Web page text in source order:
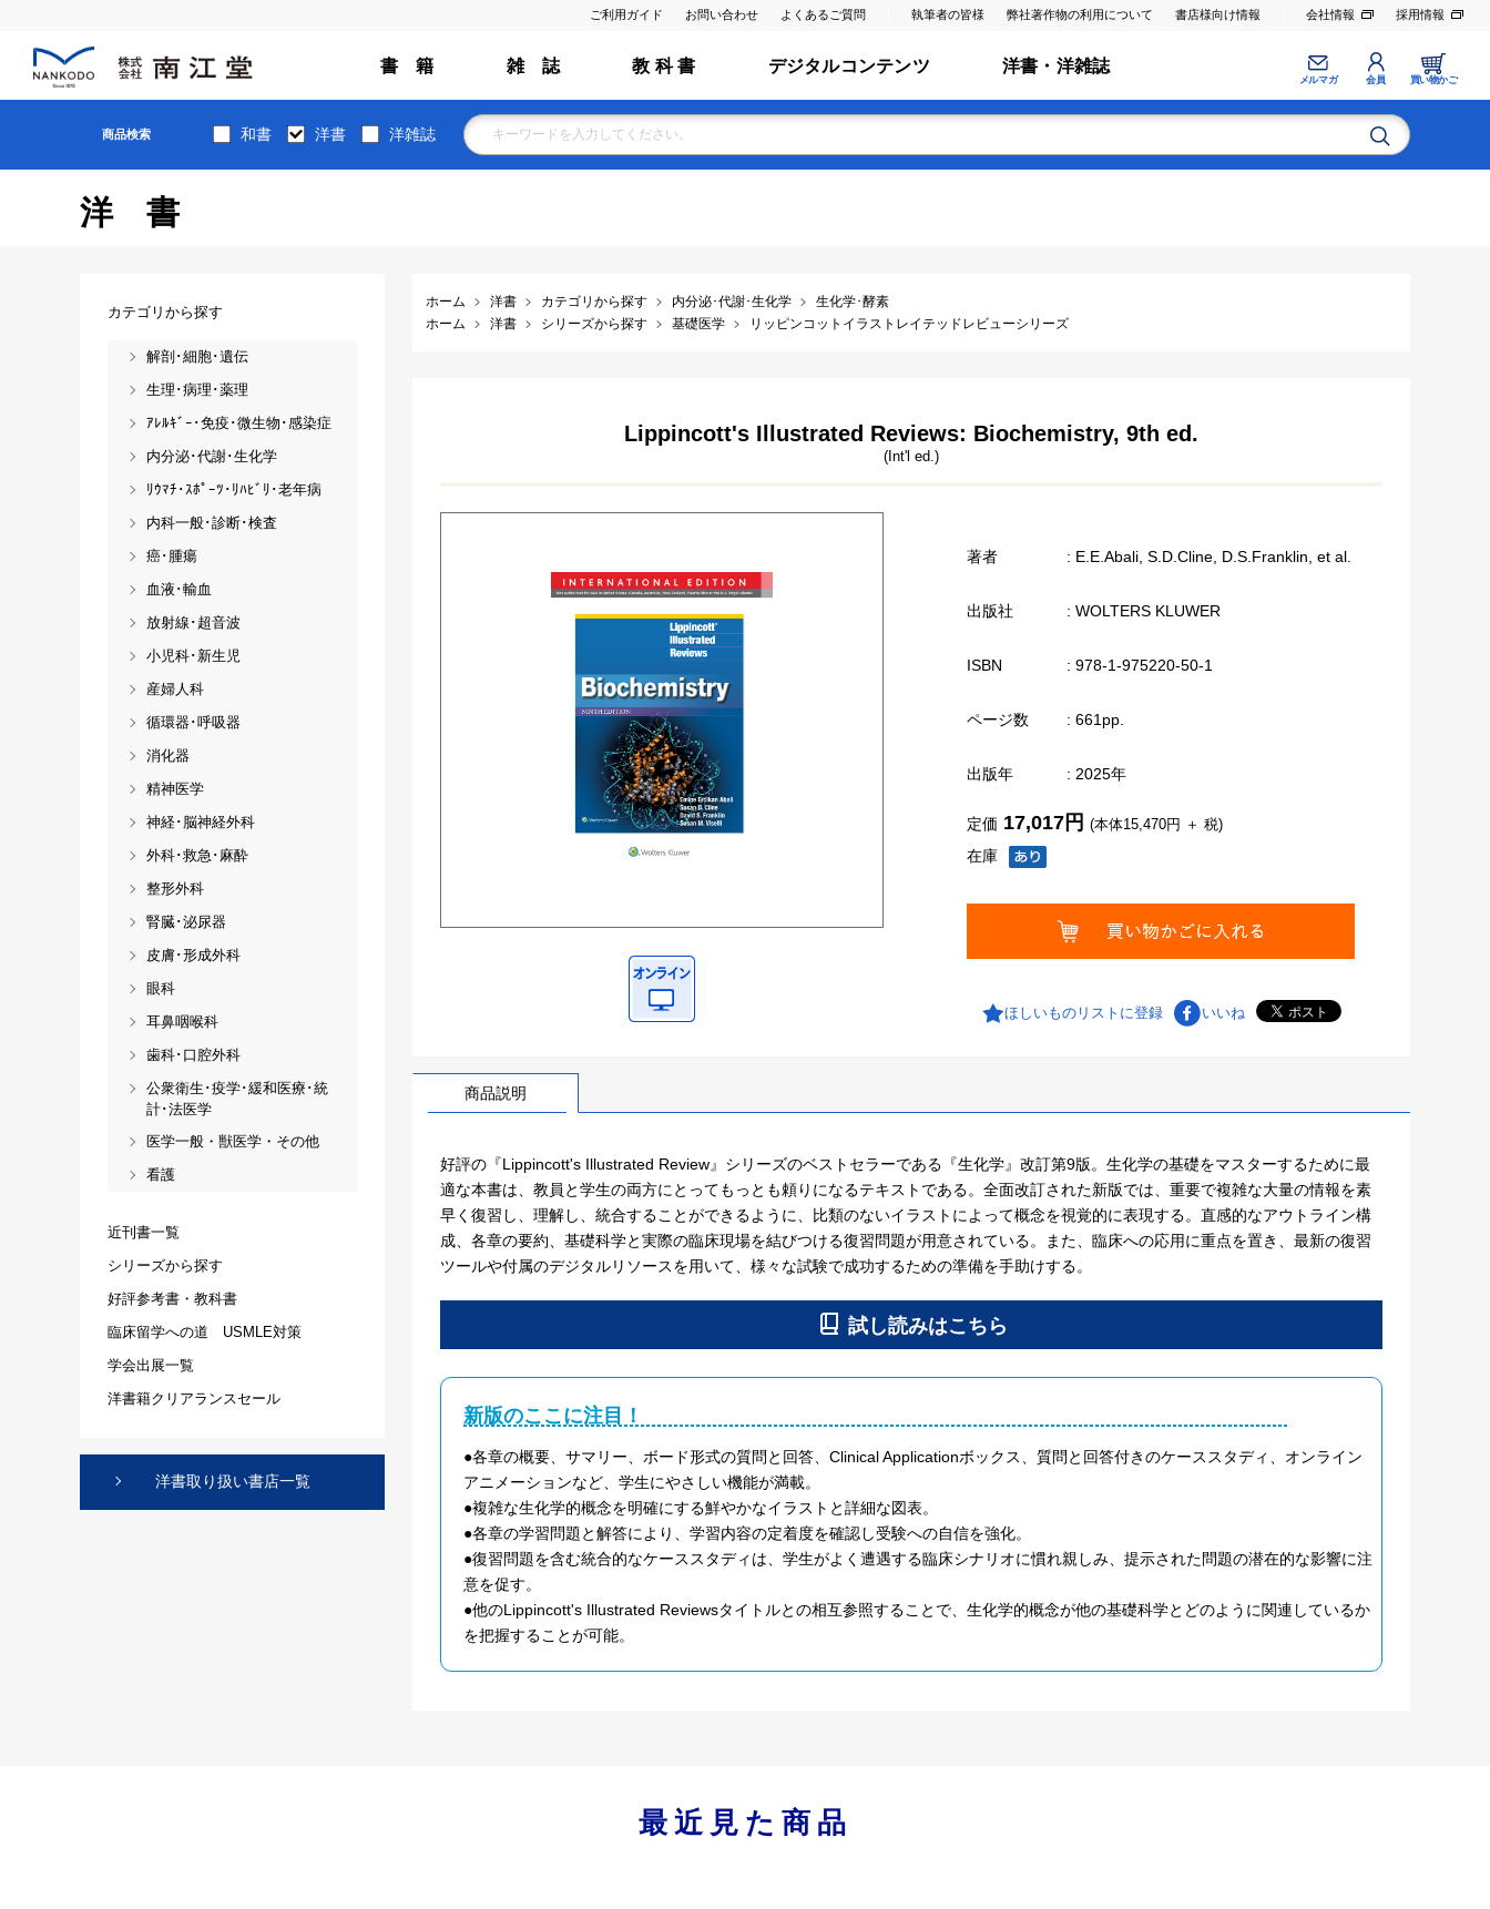
ご利用ガイド お問い合わせ よくあるご質問 執筆者の皆様 弊社著作物の利用について 書店様向け情報 会社情報 採用情報
書 籍 雑 誌 教 科 書 デジタルコンテンツ 洋書・洋雑誌
メルマガ 会員 買い物かご
商品検索 和書 洋書 洋雑誌
洋書
ホーム 洋書 カテゴリから探す 内分泌･代謝･生化学
生化学･酵素
ホーム
洋書 シリーズから探す 基礎医学 リッピンコットイラストレイテッドレビューシリーズ
Lippincott's Illustrated Reviews: Biochemistry, 9th ed.
(Int'l ed.)
著者 : E.E.Abali, S.D.Cline, D.S.Franklin, et al.
出版社 : WOLTERS KLUWER
ISBN : 978-1-975220-50-1
ページ数 : 661pp.
出版年 : 2025年
在庫
定価 17,017円 (本体15,470円 ＋ 税)
ほしいものリストに登録 いいね
商品説明
好評の『Lippincott's Illustrated Review』シリーズのベストセラーである『生化学』改訂第9版。生化学の基礎をマスターするために最
適な本書は、教員と学生の両方にとってもっとも頼りになるテキストである。全面改訂された新版では、重要で複雑な大量の情報を素
早く復習し、理解し、統合することができるように、比類のないイラストによって概念を視覚的に表現する。直感的なアウトライン構
成、各章の要約、基礎科学と実際の臨床現場を結びつける復習問題が用意されている。また、臨床への応用に重点を置き、最新の復習
ツールや付属のデジタルリソースを用いて、様々な試験で成功するための準備を手助けする。
新版のここに注目！
●各章の概要、サマリー、ボード形式の質問と回答、Clinical Applicationボックス、質問と回答付きのケーススタディ、オンライン
アニメーションなど、学生にやさしい機能が満載。
●複雑な生化学的概念を明確にする鮮やかなイラストと詳細な図表。
●各章の学習問題と解答により、学習内容の定着度を確認し受験への自信を強化。
●復習問題を含む統合的なケーススタディは、学生がよく遭遇する臨床シナリオに慣れ親しみ、提示された問題の潜在的な影響に注
意を促す。
●他のLippincott's Illustrated Reviewsタイトルとの相互参照することで、生化学的概念が他の基礎科学とどのように関連しているか
を把握することが可能。
カテゴリから探す
解剖･細胞･遺伝
生理･病理･薬理
ｱﾚﾙｷﾞｰ･免疫･微生物･感染症
内分泌･代謝･生化学
ﾘｳﾏﾁ･ｽﾎﾟｰﾂ･ﾘﾊﾋﾞﾘ･老年病
内科一般･診断･検査
癌･腫瘍
血液･輸血
放射線･超音波
小児科･新生児
産婦人科
循環器･呼吸器
消化器
精神医学
神経･脳神経外科
外科･救急･麻酔
整形外科
腎臓･泌尿器
皮膚･形成外科
眼科
耳鼻咽喉科
歯科･口腔外科
公衆衛生･疫学･緩和医療･統
計･法医学
医学一般・獣医学・その他
看護
近刊書一覧
シリーズから探す
好評参考書・教科書
臨床留学への道 USMLE対策
学会出展一覧
洋書籍クリアランスセール
洋書取り扱い書店一覧
最近見た商品